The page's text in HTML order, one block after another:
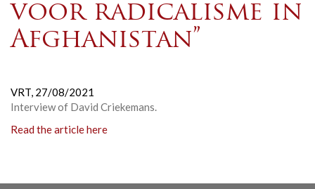
voor radicalisme in
Afghanistan”
VRT, 27/08/2021
Interview of David Criekemans.
Read the article here